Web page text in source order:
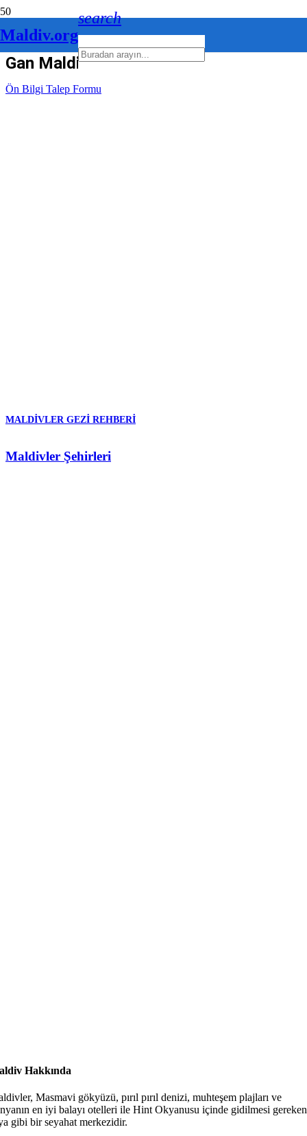
Maldiv.org
search
Gan Maldivler
Ön Bilgi Talep Formu
MALDIVLER GEZI REHBERI
Maldivler Şehirleri
Hakkında
Masmavi gökyüzü, pırıl pırıl denizi, muhteşem plajları ve
en iyi balayı otelleri ile Hint Okyanusu içinde gidilmesi gereken
gibi bir seyahat merkezidir.